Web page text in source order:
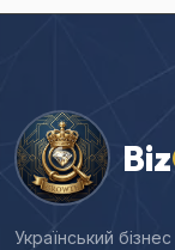
Biz
Український